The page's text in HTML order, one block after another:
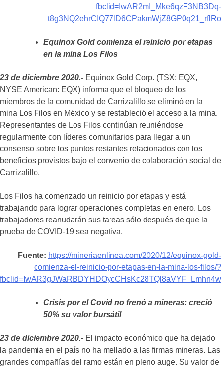
fbclid=IwAR2mI_Mke6qzF3NB3Dq-
t8g3NQ2ehrCIQ77lD6CPakmWjZ8GP0q21_rflRo
Equinox Gold comienza el reinicio por etapas
en la mina Los Filos
23 de diciembre 2020.- Equinox Gold Corp. (TSX: EQX,
NYSE American: EQX) informa que el bloqueo de los
miembros de la comunidad de Carrizalillo se eliminó en la
mina Los Filos en México y se restableció el acceso a la mina.
Representantes de Los Filos continúan reuniéndose
regularmente con líderes comunitarios para llegar a un
consenso sobre los puntos restantes relacionados con los
beneficios provistos bajo el convenio de colaboración social de
Carrizalillo.
Los Filos ha comenzado un reinicio por etapas y está
trabajando para lograr operaciones completas en enero. Los
trabajadores reanudarán sus tareas sólo después de que la
prueba de COVID-19 sea negativa.
Fuente: https://mineriaenlinea.com/2020/12/equinox-gold-
comienza-el-reinicio-por-etapas-en-la-mina-los-filos/?
Crisis por el Covid no frenó a mineras: creció
50% su valor bursátil
23 de diciembre 2020.- El impacto económico que ha dejado
la pandemia en el país no ha mellado a las firmas mineras. Las
grandes compañías del ramo están en pleno auge. Su valor de